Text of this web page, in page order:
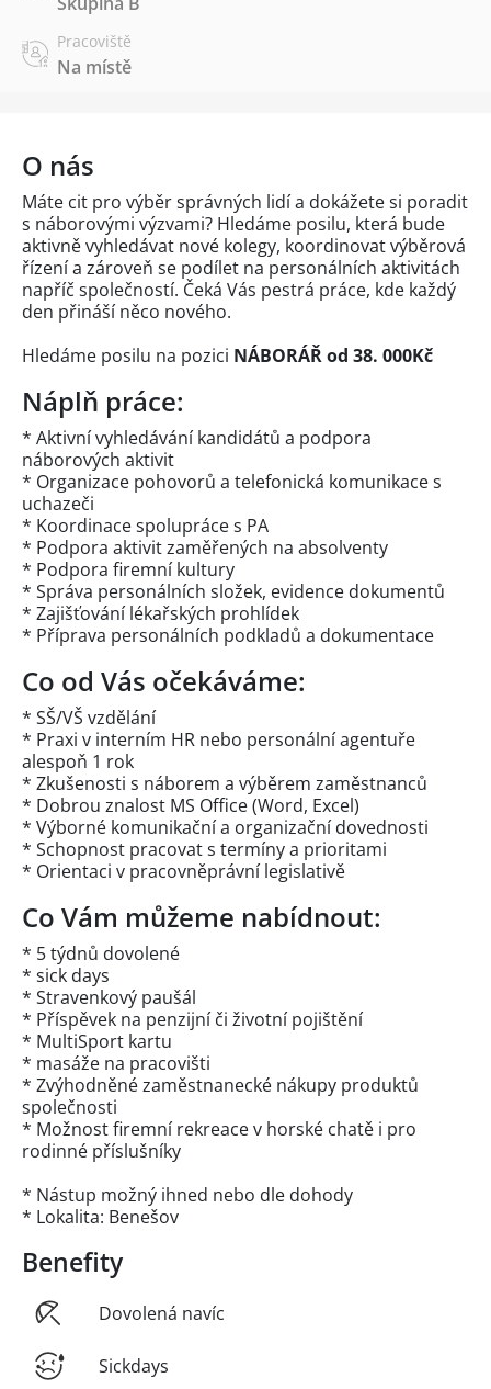
Pracoviště
Na místě
O nás
Máte cit pro výběr správných lidí a dokážete si poradit
s náborovými výzvami? Hledáme posilu, která bude
aktivně vyhledávat nové kolegy, koordinovat výběrová
řízení a zároveň se podílet na personálních aktivitách
napříč společností. Čeká Vás pestrá práce, kde každý
den přináší něco nového.
Hledáme posilu na pozici NÁBORÁŘ od 38. 000Kč
Náplň práce:
* Aktivní vyhledávání kandidátů a podpora
náborových aktivit
* Organizace pohovorů a telefonická komunikace s
uchazeči
* Koordinace spolupráce s PA
* Podpora aktivit zaměřených na absolventy
* Podpora firemní kultury
* Správa personálních složek, evidence dokumentů
* Zajišťování lékařských prohlídek
* Příprava personálních podkladů a dokumentace
Co od Vás očekáváme:
* SŠ/VŠ vzdělání
* Praxi v interním HR nebo personální agentuře
alespoň 1 rok
* Zkušenosti s náborem a výběrem zaměstnanců
* Dobrou znalost MS Office (Word, Excel)
* Výborné komunikační a organizační dovednosti
* Schopnost pracovat s termíny a prioritami
* Orientaci v pracovněprávní legislativě
Co Vám můžeme nabídnout:
* 5 týdnů dovolené
* sick days
* Stravenkový paušál
* Příspěvek na penzijní či životní pojištění
* MultiSport kartu
* masáže na pracovišti
* Zvýhodněné zaměstnanecké nákupy produktů
společnosti
* Možnost firemní rekreace v horské chatě i pro
rodinné příslušníky
* Nástup možný ihned nebo dle dohody
* Lokalita: Benešov
Benefity
Dovolená navíc
Sickdays